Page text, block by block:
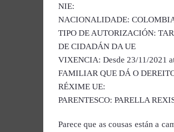
NIE:
NACIONALIDADE:
TIPO DE AUTORIZACIÓN:
DE CIDADÁN DA UE
VIXENCIA: Desde 23/11/2021
FAMILIAR QUE DÁ O
RÉXIME UE:
PARENTESCO: PARELLA
Parece que as cousas están a